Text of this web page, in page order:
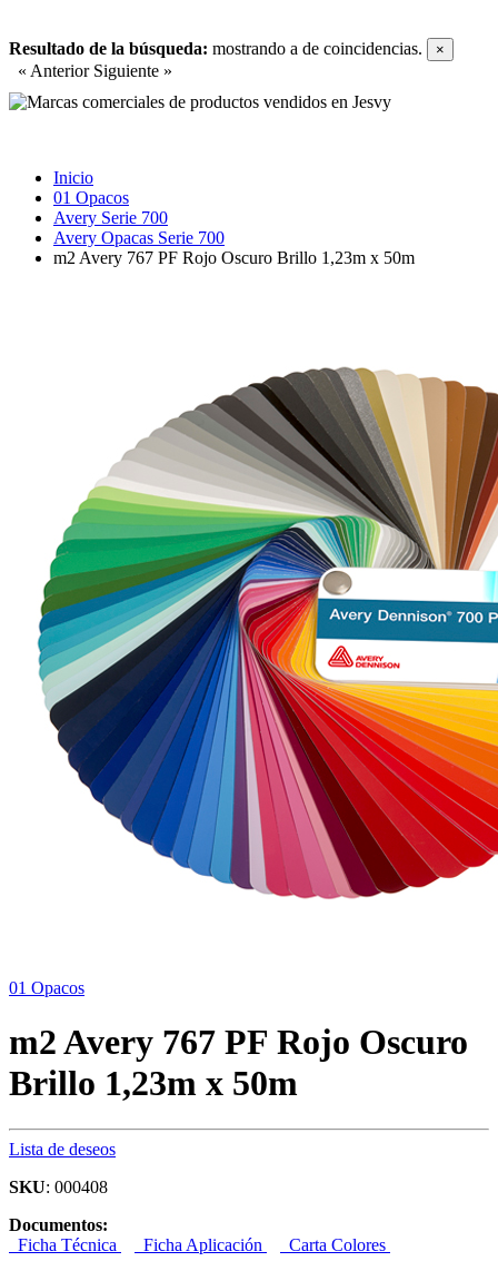
Resultado de la búsqueda: mostrando a de coincidencias. ×
« Anterior Siguiente »
Inicio
01 Opacos
Avery Serie 700
Avery Opacas Serie 700
m2 Avery 767 PF Rojo Oscuro Brillo 1,23m x 50m
01 Opacos
m2 Avery 767 PF Rojo Oscuro
Brillo 1,23m x 50m
Lista de deseos
SKU: 000408
Documentos:
Ficha Técnica
Ficha Aplicación Carta Colores